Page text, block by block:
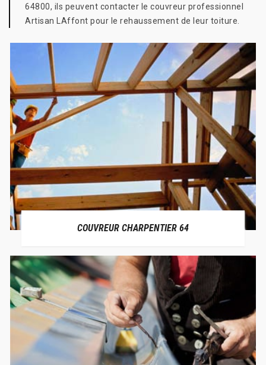
64800, ils peuvent contacter le couvreur professionnel
Artisan LAffont pour le rehaussement de leur toiture.
COUVREUR CHARPENTIER 64